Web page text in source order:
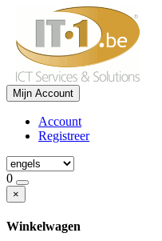
Mijn Account
Account
Registreer
0
×
Winkelwagen